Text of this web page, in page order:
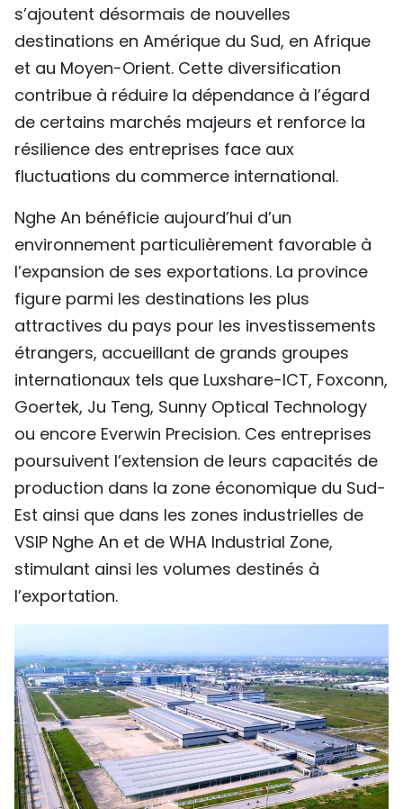
s’ajoutent désormais de nouvelles
destinations en Amérique du Sud, en Afrique
et au Moyen-Orient. Cette diversification
contribue à réduire la dépendance à l’égard
de certains marchés majeurs et renforce la
résilience des entreprises face aux
fluctuations du commerce international.
Nghe An bénéficie aujourd’hui d’un
environnement particulièrement favorable à
l’expansion de ses exportations. La province
figure parmi les destinations les plus
attractives du pays pour les investissements
étrangers, accueillant de grands groupes
internationaux tels que Luxshare-ICT, Foxconn,
Goertek, Ju Teng, Sunny Optical Technology
ou encore Everwin Precision. Ces entreprises
poursuivent l’extension de leurs capacités de
production dans la zone économique du Sud-
Est ainsi que dans les zones industrielles de
VSIP Nghe An et de WHA Industrial Zone,
stimulant ainsi les volumes destinés à
l’exportation.